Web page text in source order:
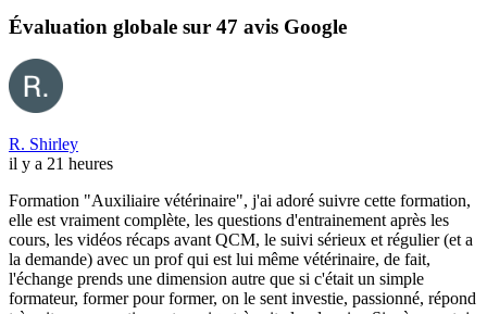
Évaluation globale sur 47 avis Google
R. Shirley
il y a 21 heures
Formation "Auxiliaire vétérinaire", j'ai adoré suivre cette formation,
elle est vraiment complète, les questions d'entrainement après les
cours, les vidéos récaps avant QCM, le suivi sérieux et régulier (et a
la demande) avec un prof qui est lui même vétérinaire, de fait,
l'échange prends une dimension autre que si c'était un simple
formateur, former pour former, on le sent investie, passionné, répond